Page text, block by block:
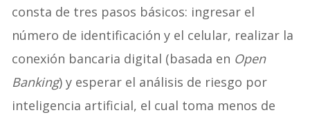
consta de tres pasos básicos: ingresar el
número de identificación y el celular, realizar la
conexión bancaria digital (basada en Open
Banking) y esperar el análisis de riesgo por
inteligencia artificial, el cual toma menos de